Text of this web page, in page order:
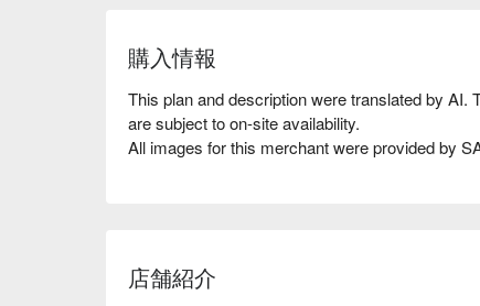
購入情報
This plan and description were translated by
are subject to on-site availability.
All images for this merchant were provided by
店舗紹介